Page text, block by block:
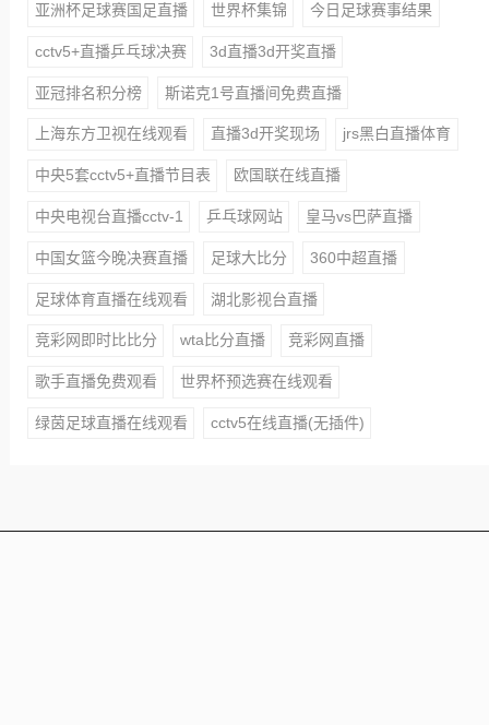
亚洲杯足球赛国足直播 世界杯集锦 今日足球赛事结果
cctv5+直播乒乓球决赛 3d直播3d开奖直播
亚冠排名积分榜 斯诺克1号直播间免费直播
上海东方卫视在线观看 直播3d开奖现场 jrs黑白直播体育
中央5套cctv5+直播节目表 欧国联在线直播
中央电视台直播cctv-1 乒乓球网站 皇马vs巴萨直播
中国女篮今晚决赛直播 足球大比分 360中超直播
足球体育直播在线观看 湖北影视台直播
竞彩网即时比比分 wta比分直播 竞彩网直播
歌手直播免费观看 世界杯预选赛在线观看
绿茵足球直播在线观看 cctv5在线直播(无插件)